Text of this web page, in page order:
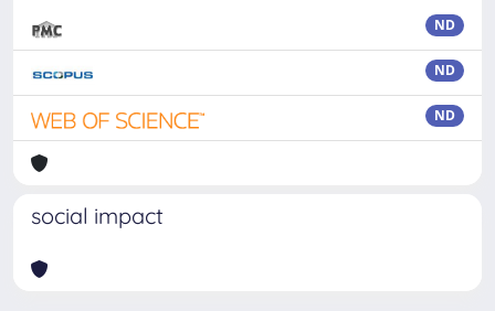
ND
ND
ND
social impact